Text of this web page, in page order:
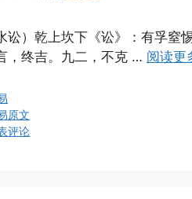
讼）乾上坎下《讼》：有孚窒
，终吉。九二，不克 … 阅读更
原文
评论